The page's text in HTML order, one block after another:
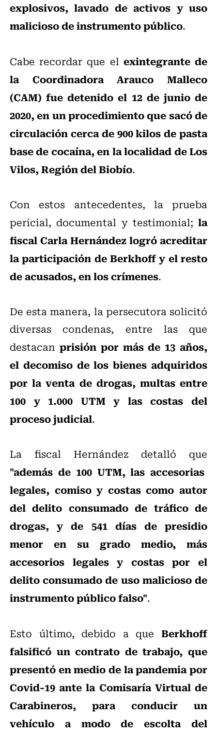
explosivos, lavado de activos y uso
malicioso de instrumento público.
Cabe recordar que elexintegrante de
la Coordinadora Arauco Malleco
(CAM) fue detenido el 12 de junio de
2020, en un procedimiento que sacó de
circulación cerca de 900 kilos de pasta
base de cocaína, en la localidad de Los
Vilos, Región del Biobío.
Con estos antecedentes, la prueba
pericial, documental y testimonial; la
fiscal Carla Hernández logró acreditar
la participación de Berkhoff y el resto
de acusados, en los crímenes.
De esta manera, la persecutora solicitó
diversas condenas, entre las que
destacan prisión por más de 13 años,
el decomiso de los bienes adquiridos
por la venta de drogas, multas entre
100 y 1.000 UTM y las costas del
proceso judicial.
La fiscal Hernández detalló que
"además de 100 UTM, las accesorias
legales, comiso y costas como autor
del delito consumado de tráfico de
drogas, y de 541 días de presidio
menor en su grado medio, más
accesorios legales y costas por el
delito consumado de uso malicioso de
instrumento público falso".
Esto último, debido a que Berkhoff
falsificó un contrato de trabajo, que
presentó en medio de la pandemia por
Covid-19 ante la Comisaría Virtual de
Carabineros, para conducir un
vehículo a modo de escolta del